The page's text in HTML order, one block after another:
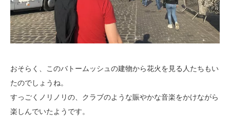
おそらく、このバトームッシュの建物から花火を見る人たちもい
たのでしょうね。
すっごくノリノリの、クラブのような賑やかな音楽をかけながら
楽しんでいたようです。